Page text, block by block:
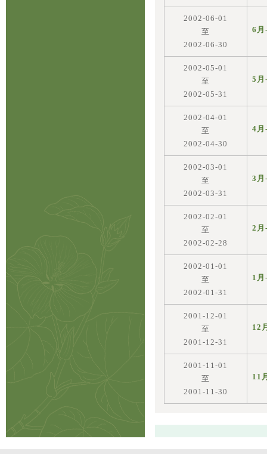
2002-06-01
至
2002-06-30
6月
2002-05-01
至
2002-05-31
5月
2002-04-01
至
2002-04-30
4月
2002-03-01
至
2002-03-31
3月
2002-02-01
至
2002-02-28
2月
2002-01-01
至
2002-01-31
1
2001-12-01
至
2001-12-31
12
2001-11-01
至
2001-11-30
11